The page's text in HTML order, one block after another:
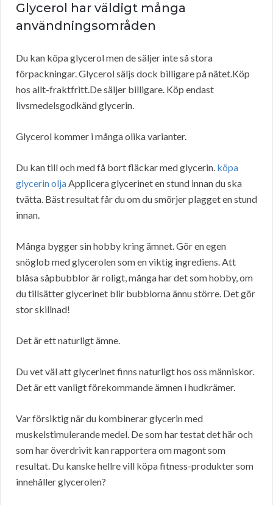
Glycerol har väldigt många
användningsområden
Du kan köpa glycerol men de säljer inte så stora
förpackningar. Glycerol säljs dock billigare på nätet.Köp
hos allt-fraktfritt.De säljer billigare. Köp endast
livsmedelsgodkänd glycerin.
Glycerol kommer i många olika varianter.
Du kan till och med få bort fläckar med glycerin. köpa
glycerin oljaApplicera glycerinet en stund innan du ska
tvätta. Bäst resultat får du om du smörjer plagget en stund
innan.
Många bygger sin hobby kring ämnet. Gör en egen
snöglob med glycerolen som en viktig ingrediens. Att
blåsa såpbubblor är roligt, många har det som hobby, om
du tillsätter glycerinet blir bubblorna ännu större. Det gör
stor skillnad!
Det är ett naturligt ämne.
Du vet väl att glycerinet finns naturligt hos oss människor.
Det är ett vanligt förekommande ämnen i hudkrämer.
Var försiktig när du kombinerar glycerin med
muskelstimulerande medel. De som har testat det här och
som har överdrivit kan rapportera om magont som
resultat. Du kanske hellre vill köpa fitness-produkter som
innehåller glycerolen?